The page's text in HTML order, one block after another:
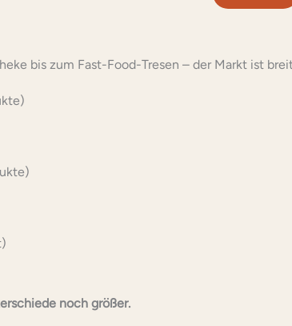
bis zum Fast-Food-Tresen – der Markt ist
noch größer.